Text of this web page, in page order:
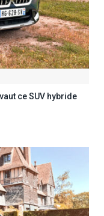
ce SUV hybride